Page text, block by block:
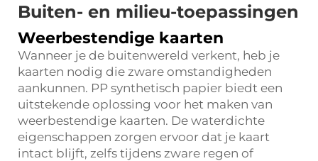
Buiten- en milieu-toepassingen
Weerbestendige kaarten
Wanneer je de buitenwereld verkent, heb je
kaarten nodig die zware omstandigheden
aankunnen. PP synthetisch papier biedt een
uitstekende oplossing voor het maken van
weerbestendige kaarten. De waterdichte
eigenschappen zorgen ervoor dat je kaart
intact blijft, zelfs tijdens zware regen of